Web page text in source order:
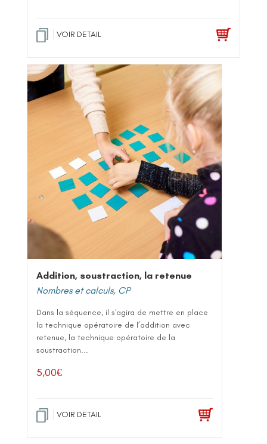
VOIR DETAIL
Addition, soustraction, la retenue
Nombres et calculs, CP
Dans la séquence, il s'agira de mettre en place
la technique opératoire de l’addition avec
retenue, la technique opératoire de la
soustraction...
5,00€
VOIR DETAIL